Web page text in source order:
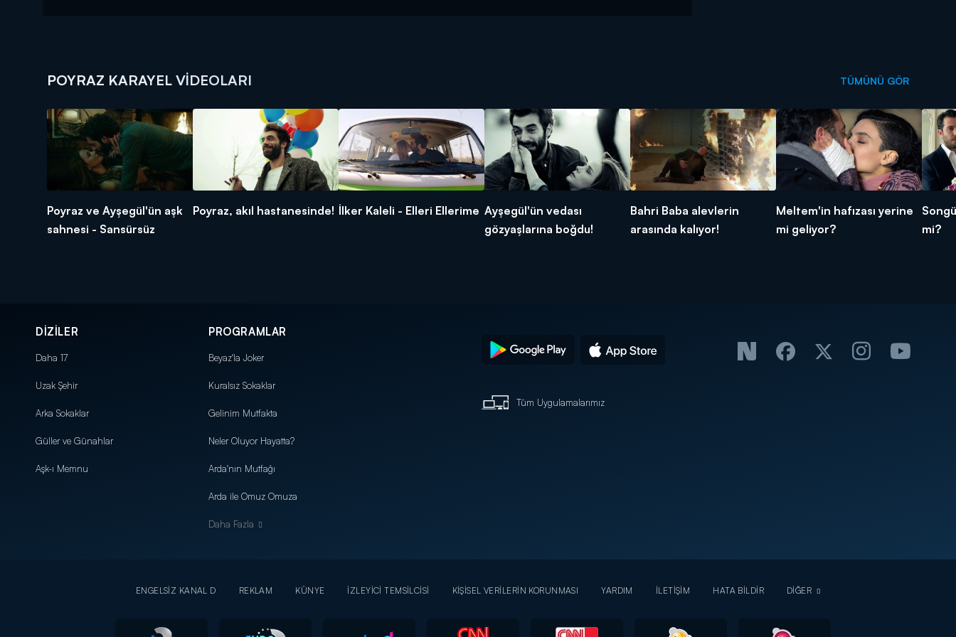
POYRAZ KARAYEL VIDEOLARI TÜMÜNÜ GÖR
Poyraz ve Ayşegül'ün aşk
sahnesi - Sansürsüz
Poyraz, akıl hastanesinde! İlker Kaleli - Elleri Ellerime Ayşegül'ün vedası
gözyaşlarına boğdu!
Bahri Baba alevlerin
arasında kalıyor!
Meltem'in hafızası yerine
mi geliyor?
mi?
DİZİLER
Daha 17
Uzak Şehir
Arka Sokaklar
Güller ve Günahlar
Aşk-ı Memnu
PROGRAMLAR
Beyaz'la Joker
Kuralsız Sokaklar
Gelinim Mutfakta
Neler Oluyor Hayatta?
Arda'nın Mutfağı
Arda ile Omuz Omuza
Daha Fazla
Tüm Uygulamalarımız
ENGELSİZ KANAL D REKLAM KÜNYE İZLEYİCİ TEMSİLCİSİ KİŞİSEL VERİLERİN KORUNMASI YARDIM İLETİŞİM HATA BİLDİR DİĞER